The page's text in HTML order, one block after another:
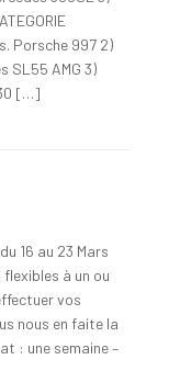
Porsche 997 2)
SL55 AMG 3)
[…]
16 au 23 Mars
à un ou
vos
nous en faite la
: une semaine –